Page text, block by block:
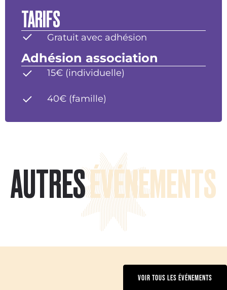
TARIFS
Gratuit avec adhésion
Adhésion association
15€ (individuelle)
40€ (famille)
AUTRESÉVÉNEMENTS
VOIR TOUS LES ÉVÉNEMENTS